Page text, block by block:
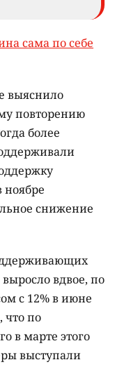
сама по себе
выяснило
повторению
более
ноябре
снижение
вдвое, по
с 12% в июне
что по
в марте этого
выступали